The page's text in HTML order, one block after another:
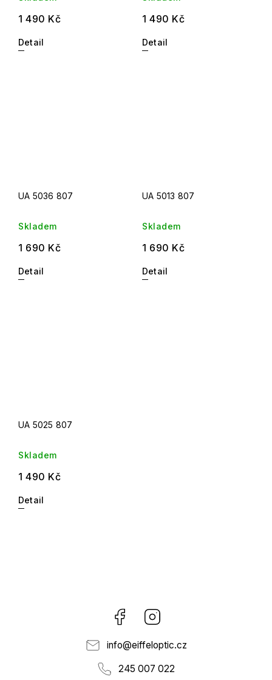
1 490 Kč
Detail
1 490 Kč
Detail
UA 5036 807
Skladem
1 690 Kč
Detail
UA 5013 807
Skladem
1 690 Kč
Detail
UA 5025 807
Skladem
1 490 Kč
Detail
Facebook
info@eiffeloptic.cz
245 007 022